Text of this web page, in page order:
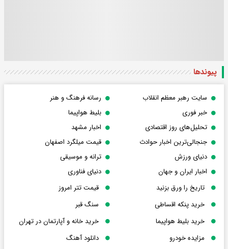
پیوندها
سایت رهبر معظم انقلاب
رسانه فرهنگ و هنر
خبر فوری
بلیط هواپیما
تحلیل‌های روز اقتصادی
اخبار مشهد
جنجالی‌ترین اخبار حوادث
قیمت میلگرد اصفهان
دنیای ورزش
ترانه و موسیقی
اخبار ایران و جهان
دنیای فناوری
تاریخ را ورق بزنید
قیمت تتر امروز
خرید پنکه اقساطی
سنگ قبر
خرید بلیط هواپیما
خرید خانه و آپارتمان در تهران
مزایده خودرو
دانلود آهنگ